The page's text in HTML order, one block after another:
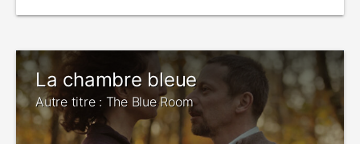
La chambre bleue
Autre titre : The Blue Room